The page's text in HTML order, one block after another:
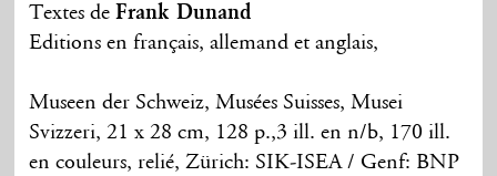
Textes deFrank Dunand
Editions en français, allemand et anglais,
Museen der Schweiz, Musées Suisses, Musei
Svizzeri, 21 x 28 cm, 128 p.,3 ill. en n/b, 170 ill.
en couleurs, relié, Zürich: SIK-ISEA / Genf: BNP